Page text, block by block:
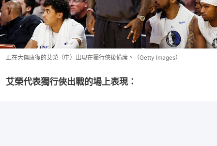
正在大傷康復的艾榮（中）出現在獨行俠後備席。（Getty Images）
艾榮代表獨行俠出戰的場上表現：